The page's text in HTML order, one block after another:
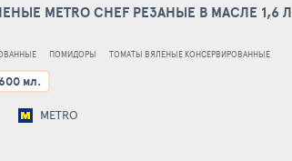
METRO CHEF РЕЗАНЫЕ В МАСЛЕ 1,6 Л
ПОМИДОРЫ ТОМАТЫ ВЯЛЕНЫЕ КОНСЕРВИРОВАННЫЕ
мл.
METRO